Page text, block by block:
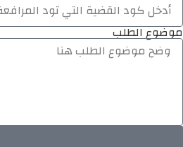
موضوع الطلب